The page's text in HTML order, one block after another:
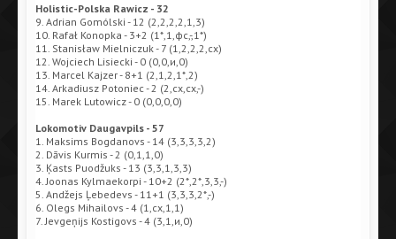
Holistic-Polska Rawicz - 32
9. Adrian Gomólski - 12 (2,2,2,2,1,3)
10. Rafał Konopka - 3+2 (1*,1,фс,-,1*)
11. Stanisław Mielniczuk - 7 (1,2,2,2,сх)
12. Wojciech Lisiecki - 0 (0,0,и,0)
13. Marcel Kajzer - 8+1 (2,1,2,1*,2)
14. Arkadiusz Potoniec - 2 (2,сх,сх,-)
15. Marek Lutowicz - 0 (0,0,0,0)
Lokomotiv Daugavpils - 57
1. Maksims Bogdanovs - 14 (3,3,3,3,2)
2. Dāvis Kurmis - 2 (0,1,1,0)
3. Ķasts Puodžuks - 13 (3,3,1,3,3)
4. Joonas Kylmaekorpi - 10+2 (2*,2*,3,3,-)
5. Andžejs Ļebedevs - 11+1 (3,3,3,2*,-)
6. Olegs Mihailovs - 4 (1,сх,1,1)
7. Jevgeņijs Kostigovs - 4 (3,1,и,0)